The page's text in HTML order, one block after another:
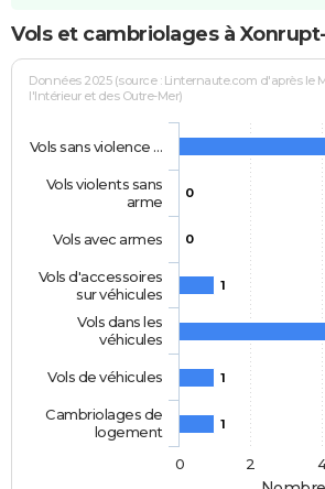
Vols et cambriolages à
Données 2025 (source : Linternaute.com d'après le
l'Intérieur et des Outre-Mer)
0
0
1
1
1
Vols sans violence …
Vols violents sans
arme
Vols avec armes
Vols d'accessoires
sur véhicules
Vols dans les
véhicules
Vols de véhicules
Cambriolages de
logement
0
2